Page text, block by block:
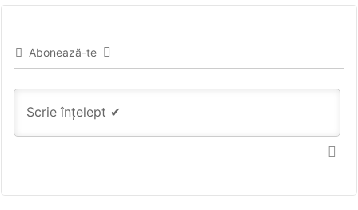
Abonează-te